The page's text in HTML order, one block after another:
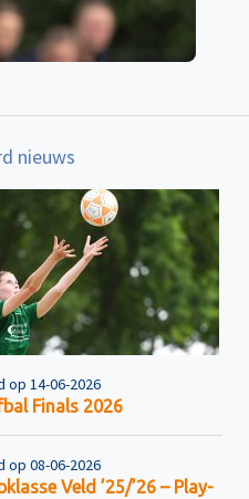
nieuws
op 14-06-2026
Finals 2026
op 08-06-2026
Veld ’25/’26 – Play-